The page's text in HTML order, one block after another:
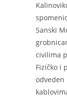
Sanski
civilima
Fizičko i
odveden